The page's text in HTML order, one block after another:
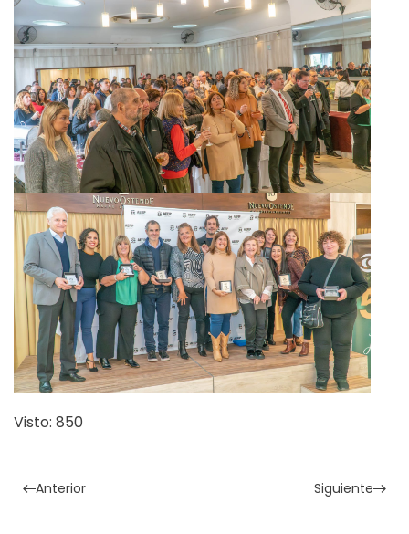
Visto: 850
Anterior Siguiente